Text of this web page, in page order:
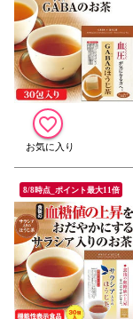
8/8時点_ポイント最大11倍